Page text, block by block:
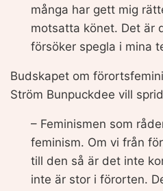
många har gett mig
motsatta könet. Det är
försöker spegla i mina
Budskapet om
Ström Bunpuckdee vill
– Feminismen som
feminism. Om vi från
till den så är det inte
inte är stor i förorten.